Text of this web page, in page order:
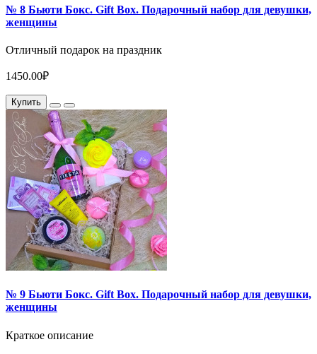
№ 8 Бьюти Бокс. Gift Box. Подарочный набор для девушки,
женщины
Отличный подарок на праздник
1450.00₽
Купить
№ 9 Бьюти Бокс. Gift Box. Подарочный набор для девушки,
женщины
Краткое описание